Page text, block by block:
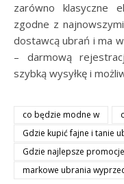
zarówno klasyczne
zgodne z
dostawcą ubrań i ma
– darmową
szybką wysyłkę i
co będzie modne w
Gdzie kupić fajne i tanie
Gdzie najlepsze
markowe ubrania